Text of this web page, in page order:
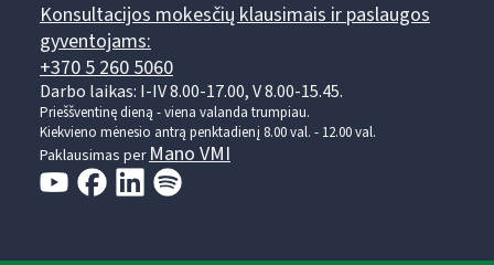
Konsultacijos mokesčių klausimais ir paslaugos
gyventojams:
+370 5 260 5060
Darbo laikas: I-IV 8.00-17.00, V 8.00-15.45.
Prieššventinę dieną - viena valanda trumpiau.
Kiekvieno mėnesio antrą penktadienį 8.00 val. - 12.00 val.
Paklausimas perMano VMI